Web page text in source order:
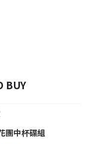
BUY
團中杯碟組